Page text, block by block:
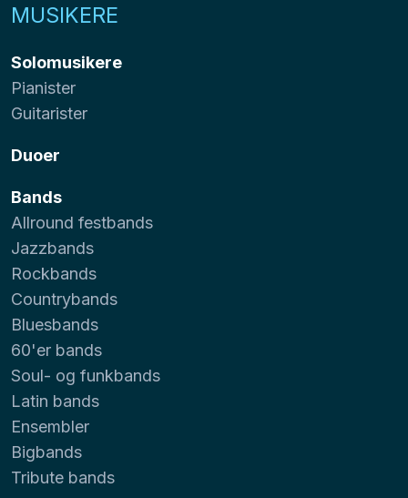
MUSIKERE
Solomusikere
Pianister
Guitarister
Duoer
Bands
Allround festbands
Jazzbands
Rockbands
Countrybands
Bluesbands
60'er bands
Soul- og funkbands
Latin bands
Ensembler
Bigbands
Tribute bands